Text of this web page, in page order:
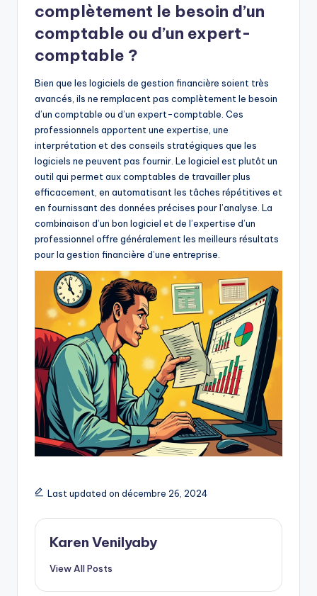
complètement le besoin d’un
comptable ou d’un expert-
comptable ?
Bien que les logiciels de gestion financière soient très
avancés, ils ne remplacent pas complètement le besoin
d’un comptable ou d’un expert-comptable. Ces
professionnels apportent une expertise, une
interprétation et des conseils stratégiques que les
logiciels ne peuvent pas fournir. Le logiciel est plutôt un
outil qui permet aux comptables de travailler plus
efficacement, en automatisant les tâches répétitives et
en fournissant des données précises pour l’analyse. La
combinaison d’un bon logiciel et de l’expertise d’un
professionnel offre généralement les meilleurs résultats
pour la gestion financière d’une entreprise.
Last updated on décembre 26, 2024
Karen Venilyaby
View All Posts